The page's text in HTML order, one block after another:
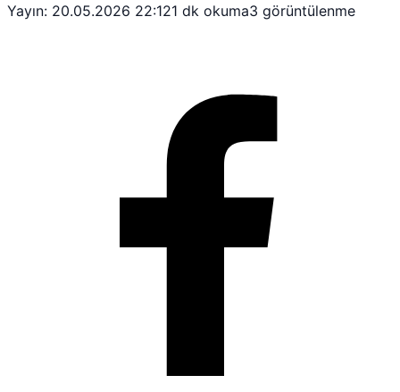
Yayın: 20.05.2026 22:121 dk okuma3 görüntülenme